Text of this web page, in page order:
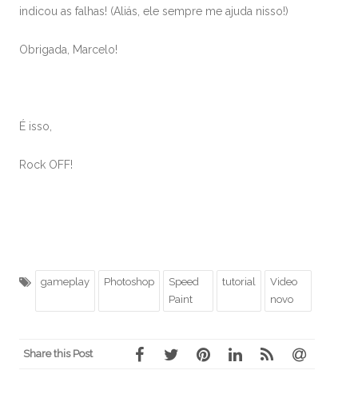
indicou as falhas! (Aliás, ele sempre me ajuda nisso!)
Obrigada, Marcelo!
É isso,
Rock OFF!
gameplay Photoshop
Speed
Paint
tutorial
Video
novo
Share this Post